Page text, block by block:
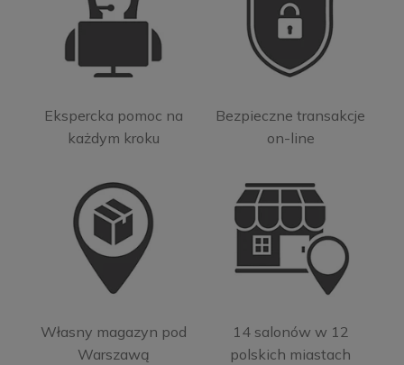
Ekspercka pomoc na
każdym kroku
Bezpieczne transakcje
on-line
Własny magazyn pod
Warszawą
14 salonów w 12
polskich miastach